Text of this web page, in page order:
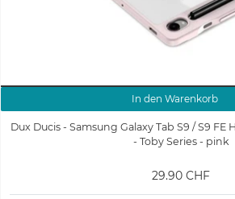
In den Warenkorb
Dux Ducis - Samsung Galaxy Tab S9 / S9
- Toby Series - pink
29.90 CHF